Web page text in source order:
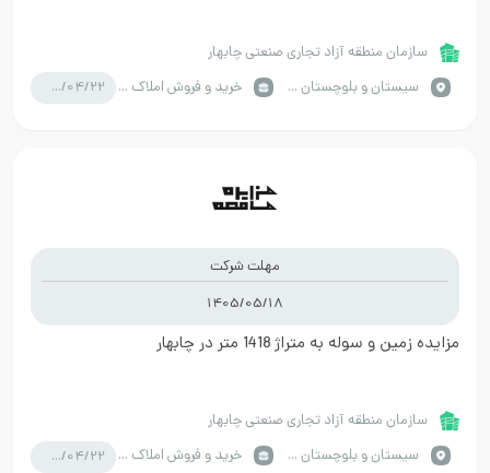
سازمان منطقه آزاد تجاری صنعتی چابهار
سيستان و بلوچستان / چابهار
خرید و فروش املاک صنعتی 1405/04/22
مهلت شرکت
1405/05/18
مزایده زمین و سوله به متراژ 1418 متر در چابهار
سازمان منطقه آزاد تجاری صنعتی چابهار
سيستان و بلوچستان / چابهار
خرید و فروش املاک صنعتی 1405/04/22